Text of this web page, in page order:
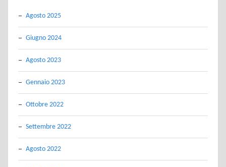
Agosto 2025
Giugno 2024
Agosto 2023
Gennaio 2023
Ottobre 2022
Settembre 2022
Agosto 2022